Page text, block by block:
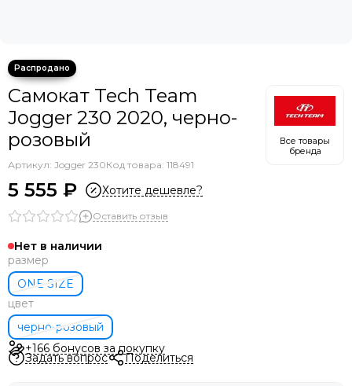
Самокат Tech Team
Jogger 230 2020, черно-
розовый
Артикул: Jogger 230Код товара: 118491
5 555 ₽ Хотите дешевле?
Все товары
бренда
Оставить отзыв
Нет в наличии
размер
ONE SIZE
цвет
черно-розовый
+166 бонусов за покупку
Задать вопрос Поделиться